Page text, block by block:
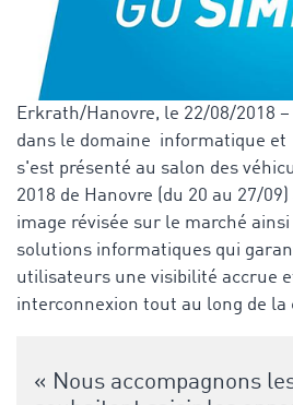
Erkrath/Hanovre, le 22/08/2018
dans le domaine informatique et
s'est présenté au salon des
2018 de Hanovre (du 20 au 27/
image révisée sur le marché
solutions informatiques qui
utilisateurs une visibilité accrue
interconnexion tout au long de la
« Nous accompagnons